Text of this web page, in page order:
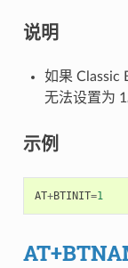
说明
如果 Classic
无法设置为 1
示例
AT+BTINIT=1